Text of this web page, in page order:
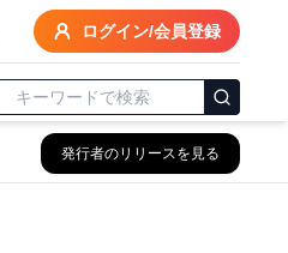
ログイン/会員登録
発行者のリリースを見る